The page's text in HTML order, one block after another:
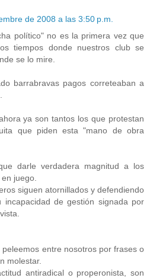
de 2008 a las 3:50 p.m.
político" no es la primera vez que
tiempos donde nuestros club se
se lo mire.
barrabravas pagos correteaban a
ya son tantos los que protestan
que piden esta "mano de obra
darle verdadera magnitud a los
juego.
siguen atornillados y defendiendo
incapacidad de gestión signada por
entre nosotros por frases o
molestar.
antiradical o properonista, son